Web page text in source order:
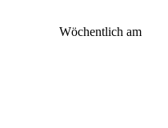
Wöchentlich am